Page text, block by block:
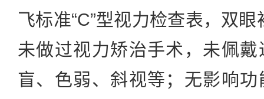
飞标准“C”型视力检查表，双
未做过视力矫治手术，未佩
盲、色弱、斜视等；无影响